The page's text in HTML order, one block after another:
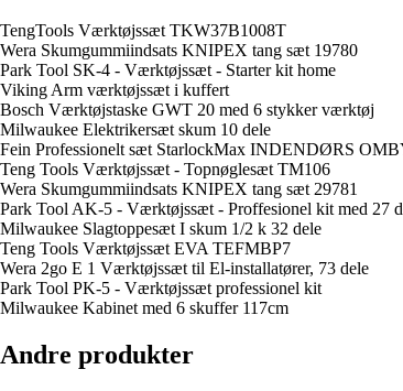
TengTools Værktøjssæt TKW37B1008T
Wera Skumgummiindsats KNIPEX tang sæt 19780
Park Tool SK-4 - Værktøjssæt - Starter kit home
Viking Arm værktøjssæt i kuffert
Bosch Værktøjstaske GWT 20 med 6 stykker værktøj
Milwaukee Elektrikersæt skum 10 dele
Fein Professionelt sæt StarlockMax INDENDØRS
Teng Tools Værktøjssæt - Topnøglesæt TM106
Wera Skumgummiindsats KNIPEX tang sæt 29781
Park Tool AK-5 - Værktøjssæt - Proffesionel kit med 27
Milwaukee Slagtoppesæt I skum 1/2 k 32 dele
Teng Tools Værktøjssæt EVA TEFMBP7
Wera 2go E 1 Værktøjssæt til El-installatører, 73 dele
Park Tool PK-5 - Værktøjssæt professionel kit
Milwaukee Kabinet med 6 skuffer 117cm
Andre produkter